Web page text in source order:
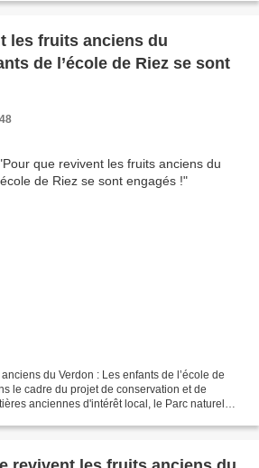
les fruits anciens du
de l’école de Riez se sont
du Verdon : Les enfants de l’école de
le cadre du projet de conservation et de
anciennes d'intérêt local, le Parc naturel